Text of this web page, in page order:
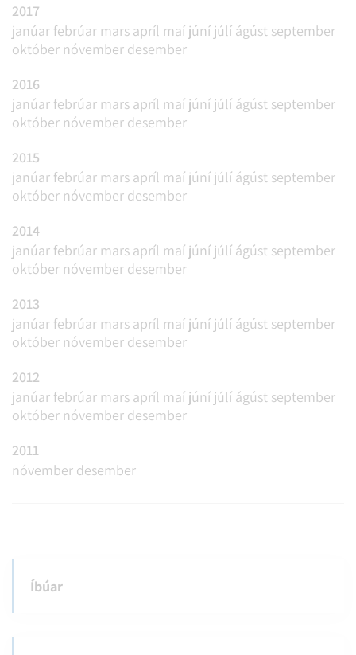
2017
janúar febrúar mars apríl maí júní júlí ágúst september
október nóvember desember
2016
janúar febrúar mars apríl maí júní júlí ágúst september
október nóvember desember
2015
janúar febrúar mars apríl maí júní júlí ágúst september
október nóvember desember
2014
janúar febrúar mars apríl maí júní júlí ágúst september
október nóvember desember
2013
janúar febrúar mars apríl maí júní júlí ágúst september
október nóvember desember
2012
janúar febrúar mars apríl maí júní júlí ágúst september
október nóvember desember
2011
nóvember desember
Íbúar